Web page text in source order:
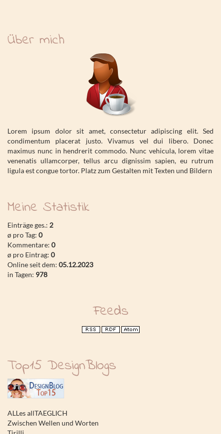
Über mich
Lorem ipsum dolor sit amet, consectetur adipiscing elit. Sed
condimentum placerat justo. Vivamus vel dui libero. Donec
maximus nunc in hendrerit commodo. Nunc vehicula, lorem vitae
venenatis ullamcorper, tellus arcu dignissim sapien, eu rutrum
ligula est congue tortor. Platz zum Gestalten mit Texten und Bildern
Meine Statistik
Einträge ges.: 2
ø pro Tag: 0
Kommentare: 0
ø pro Eintrag: 0
Online seit dem: 05.12.2023
in Tagen: 978
Feeds
Top15 DesignBlogs
ALLes allTAEGLICH
Zwischen Wellen und Worten